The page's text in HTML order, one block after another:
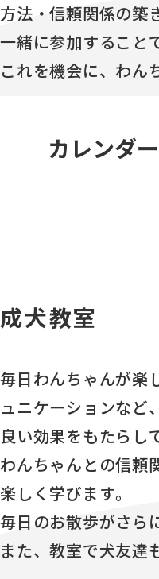
方法・信頼関係の築
一緒に参加すること
これを機会に、わん
カレンダ
成犬教室
毎日わんちゃんが楽
ュニケーションなど
良い効果をもたらし
わんちゃんとの信頼
楽しく学びます。
毎日のお散歩がさら
また、教室で犬友達